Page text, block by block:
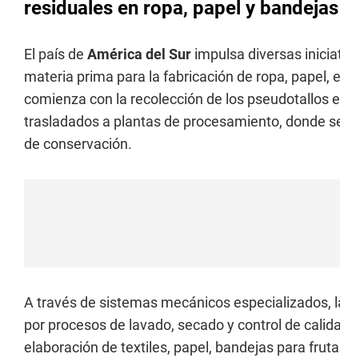
residuales en ropa, papel y
El país de América del Sur impulsa diversas
materia prima para la fabricación de ropa, papel,
comienza con la recolección de los pseudotallos
trasladados a plantas de procesamiento, donde
de conservación.
A través de sistemas mecánicos especializados,
por procesos de lavado, secado y control de
elaboración de textiles, papel, bandejas para